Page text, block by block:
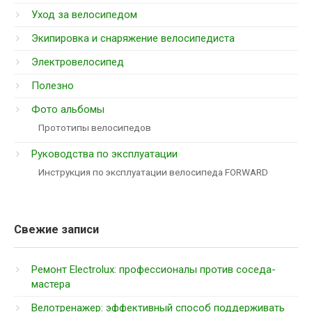
Уход за велосипедом
Экипировка и снаряжение велосипедиста
Электровелосипед
Полезно
Фото альбомы
Прототипы велосипедов
Руководства по эксплуатации
Инструкция по эксплуатации велосипеда FORWARD
Свежие записи
Ремонт Electrolux: профессионалы против соседа-
мастера
Велотренажер: эффективный способ поддерживать